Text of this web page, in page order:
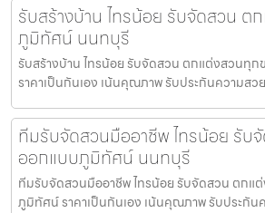
รับสร้างบ้าน ไทรน้อย รับจัดสวน ต
ภูมิทัศน์ นนทบุรี
รับสร้างบ้าน ไทรน้อย รับจัดสวน ตกแต่งสวนทุ
ราคาเป็นกันเอง เน้นคุณภาพ รับประกันความสว
ทีมรับจัดสวนมืออาชีพ ไทรน้อย รับ
ออกแบบภูมิทัศน์ นนทบุรี
ทีมรับจัดสวนมืออาชีพ ไทรน้อย รับจัดสวน ตกแ
ภูมิทัศน์ ราคาเป็นกันเอง เน้นคุณภาพ รับประกัน